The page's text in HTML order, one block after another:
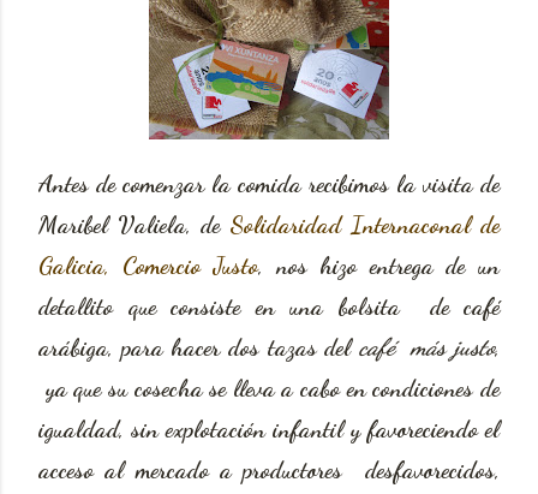
Antes de comenzar la comida recibimos la visita de
Maribel Valiela, de Solidaridad Internaconal de
Galicia, Comercio Justo, nos hizo entrega de un
detallito que consiste en una bolsita de café
arábiga, para hacer dos tazas del café más justo,
ya que su cosecha se lleva a cabo en condiciones de
igualdad, sin explotación infantil y favoreciendo el
acceso al mercado a productores desfavorecidos,